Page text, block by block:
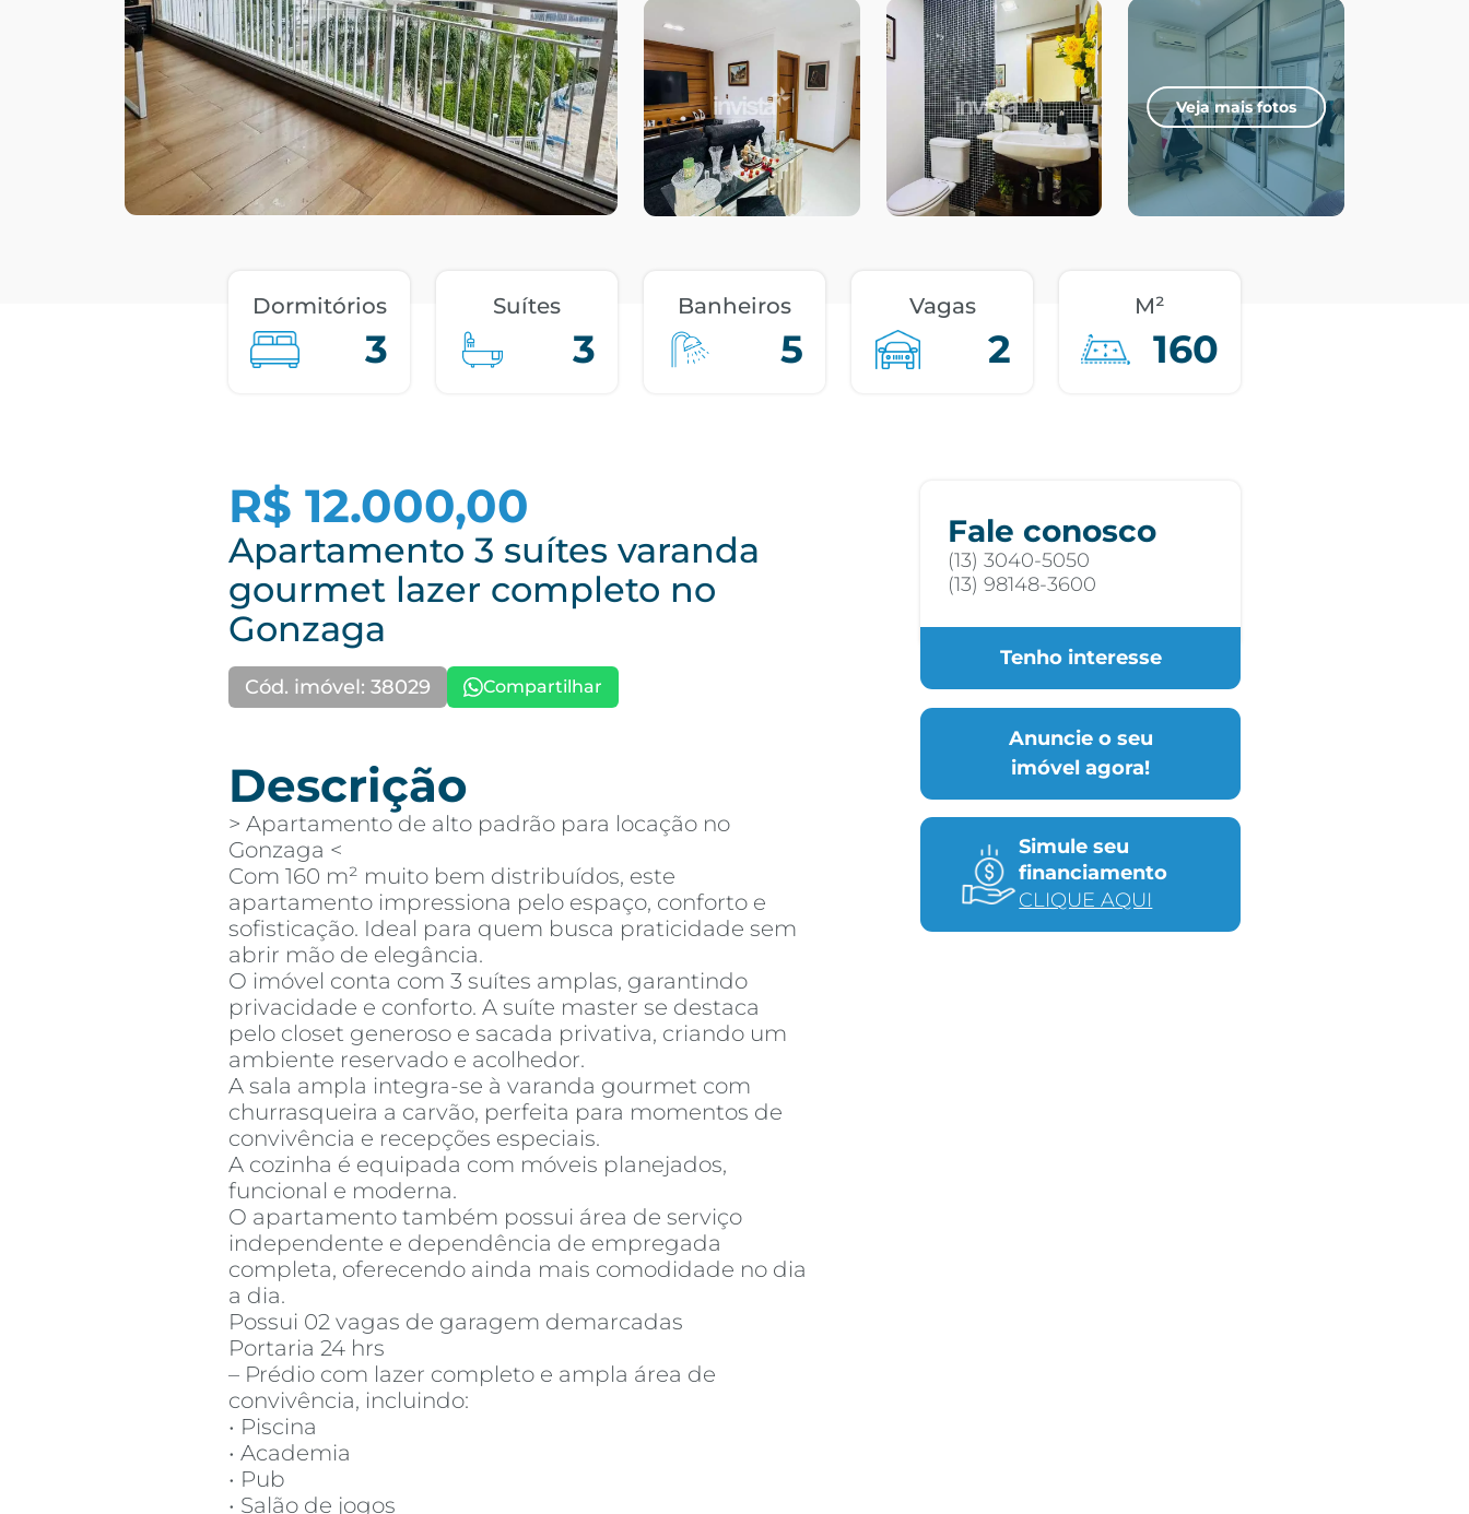
Veja mais fotos
Dormitórios
3
Suítes
3
Banheiros
5
Vagas
2
M²
160
R$ 12.000,00
Apartamento 3 suítes varanda
gourmet lazer completo no
Gonzaga
Cód. imóvel: 38029 Compartilhar
Descrição
> Apartamento de alto padrão para locação no
Gonzaga <
Com 160 m² muito bem distribuídos, este
apartamento impressiona pelo espaço, conforto e
sofisticação. Ideal para quem busca praticidade sem
abrir mão de elegância.
O imóvel conta com 3 suítes amplas, garantindo
privacidade e conforto. A suíte master se destaca
pelo closet generoso e sacada privativa, criando um
ambiente reservado e acolhedor.
A sala ampla integra-se à varanda gourmet com
churrasqueira a carvão, perfeita para momentos de
convivência e recepções especiais.
A cozinha é equipada com móveis planejados,
funcional e moderna.
O apartamento também possui área de serviço
independente e dependência de empregada
completa, oferecendo ainda mais comodidade no dia
a dia.
Possui 02 vagas de garagem demarcadas
Portaria 24 hrs
– Prédio com lazer completo e ampla área de
convivência, incluindo:
• Piscina
• Academia
• Pub
• Salão de jogos
Fale conosco
(13) 3040-5050
(13) 98148-3600
Tenho interesse
Anuncie o seu
imóvel agora!
Simule seu
financiamento
CLIQUE AQUI